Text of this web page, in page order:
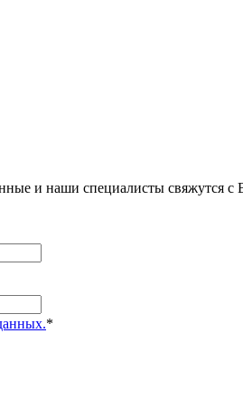
и наши специалисты свяжутся
*